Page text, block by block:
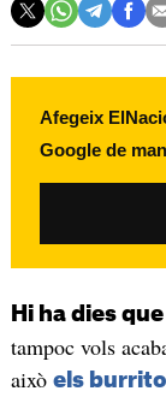
Afegeix
Google de
Hi ha dies
tampoc vols
això els